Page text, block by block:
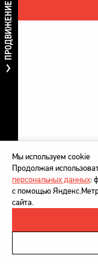
ПРОДВИЖЕНИЕ
Политика в
Напишите нам
Мы используем cookie
Продолжая
персональных данных:
с помощью
сайта.